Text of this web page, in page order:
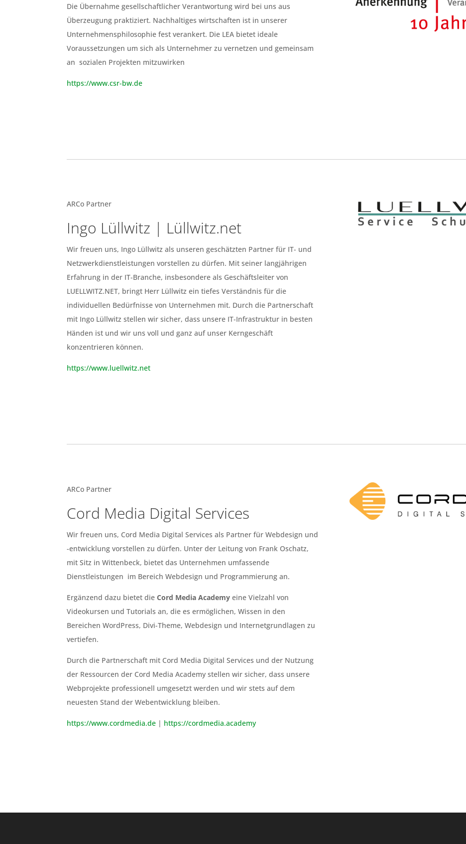
Die Übernahme gesellschaftlicher Verantwortung wird bei uns aus
Überzeugung praktiziert. Nachhaltiges wirtschaften ist in unserer
Unternehmensphilosophie fest verankert. Die LEA bietet ideale
Voraussetzungen um sich als Unternehmer zu vernetzen und gemeinsam
an sozialen Projekten mitzuwirken
https://www.csr-bw.de
ARCo Partner
Ingo Lüllwitz | Lüllwitz.net
Wir freuen uns, Ingo Lüllwitz als unseren geschätzten Partner für IT- und
Netzwerkdienstleistungen vorstellen zu dürfen. Mit seiner langjährigen
Erfahrung in der IT-Branche, insbesondere als Geschäftsleiter von
LUELLWITZ.NET, bringt Herr Lüllwitz ein tiefes Verständnis für die
individuellen Bedürfnisse von Unternehmen mit. Durch die Partnerschaft
mit Ingo Lüllwitz stellen wir sicher, dass unsere IT-Infrastruktur in besten
Händen ist und wir uns voll und ganz auf unser Kerngeschäft
konzentrieren können.
https://www.luellwitz.net
ARCo Partner
Cord Media Digital Services
Wir freuen uns, Cord Media Digital Services als Partner für Webdesign und
-entwicklung vorstellen zu dürfen. Unter der Leitung von Frank Oschatz,
mit Sitz in Wittenbeck, bietet das Unternehmen umfassende
Dienstleistungen im Bereich Webdesign und Programmierung an.
Ergänzend dazu bietet dieCord Media Academy eine Vielzahl von
Videokursen und Tutorials an, die es ermöglichen, Wissen in den
Bereichen WordPress, Divi-Theme, Webdesign und Internetgrundlagen zu
vertiefen.
Durch die Partnerschaft mit Cord Media Digital Services und der Nutzung
der Ressourcen der Cord Media Academy stellen wir sicher, dass unsere
Webprojekte professionell umgesetzt werden und wir stets auf dem
neuesten Stand der Webentwicklung bleiben.
https://www.cordmedia.de | https://cordmedia.academy